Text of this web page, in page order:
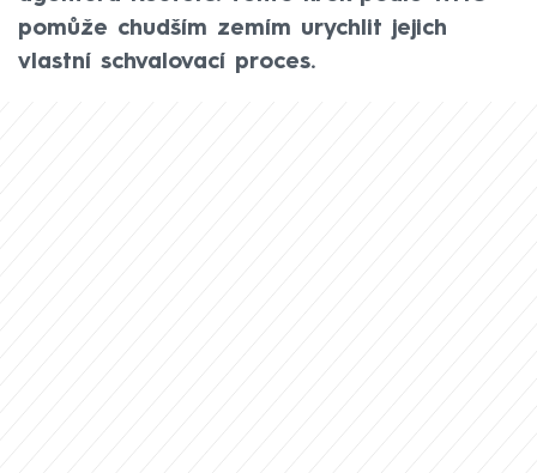
pomůže chudším zemím urychlit jejich
vlastní schvalovací proces.